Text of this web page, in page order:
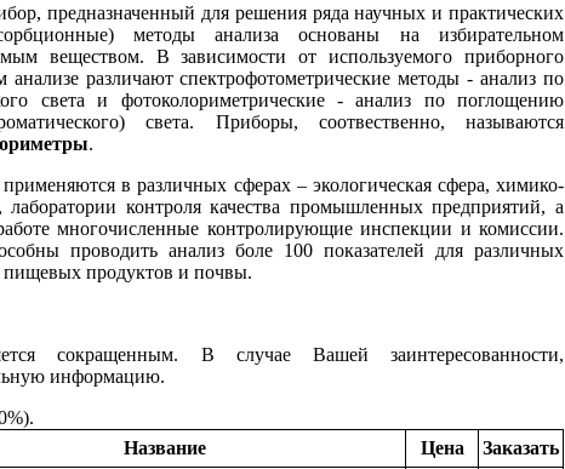
предназначенный для решения ряда научных и практических
методы анализа основаны на избирательном
веществом. В зависимости от используемого приборного
различают спектрофотометрические методы - анализ по
света и фотоколориметрические - анализ по поглощению
света. Приборы, соотвественно, называются
.
в различных сферах – экологическая сфера, химико-
лаборатории контроля качества промышленных предприятий, а
многочисленные контролирующие инспекции и комиссии.
проводить анализ боле 100 показателей для различных
пищевых продуктов и почвы.
сокращенным. В случае Вашей заинтересованности,
информацию.
Название Цена Заказать